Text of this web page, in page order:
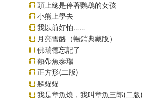
頭上總是停著鸚鵡的女孩
小熊上學去
我以前好怕……
月亮雪酪（暢銷典藏版）
佛瑞德忘記了
熱帶魚泰瑞
正方形(二版)
躲貓貓
我是章魚燒，我叫章魚三郎(二版)